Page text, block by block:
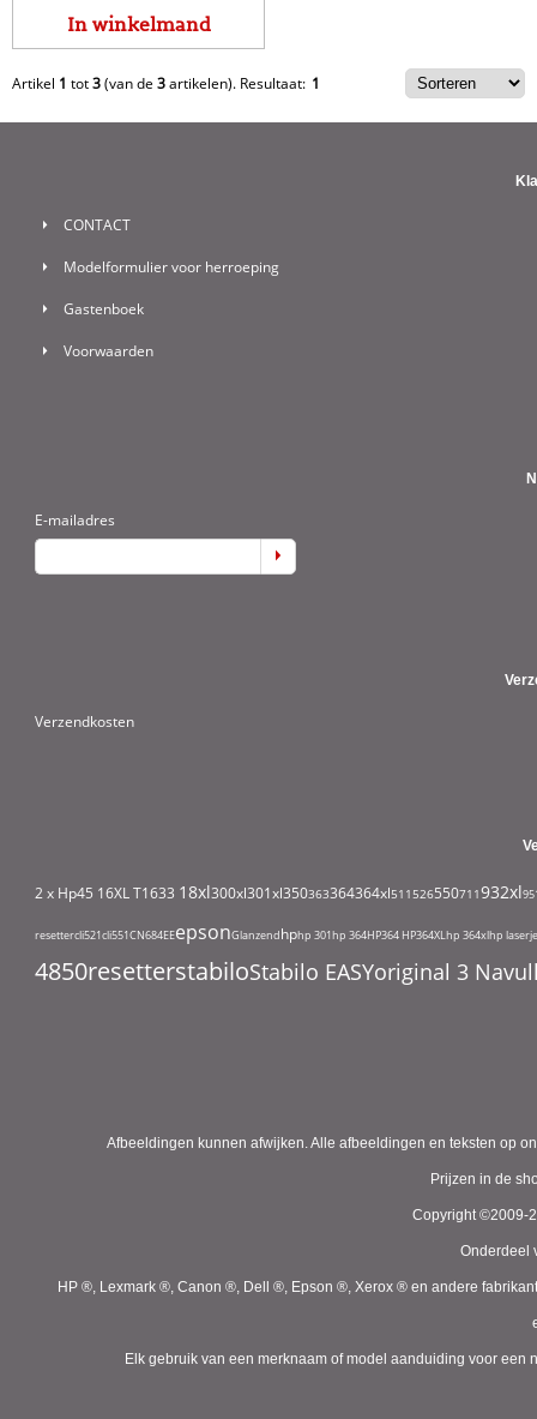
In winkelmand
Artikel 1 tot3(van de 3artikelen). Resultaat: 1
CONTACT
Modelformulier voor herroeping
Gastenboek
Voorwaarden
E-mailadres
Verzendkosten
2 x Hp45 16XL T1633 18xl300xl301xl350363364364xl511 526550711932xl
resettercli521cli551CN684EEepsonGlanzendhphp 301hp 364HP364 HP364XLhp 364xlhp
4850resetterstabiloStabilo EASYoriginal 3
Afbeeldingen kunnen afwijken. Alle afbeeldingen en teksten op
Prijzen in de
Copyright ©2009-
Onderdeel
HP ®, Lexmark ®, Canon ®, Dell ®, Epson ®, Xerox ® en andere
Elk gebruik van een merknaam of model aanduiding voor